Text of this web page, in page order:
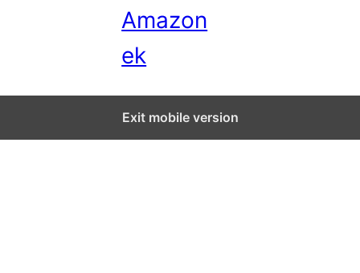
Amazon
ek
Exit mobile version